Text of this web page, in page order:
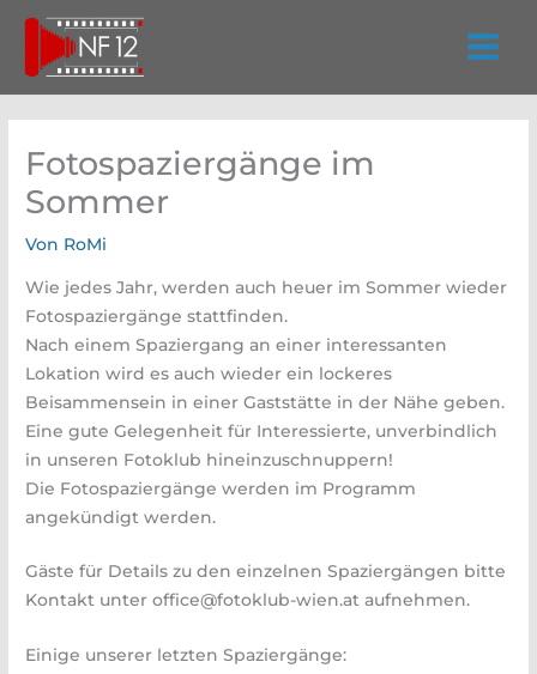
springen
Fotospaziergänge im
Sommer
Von RoMi
Wie jedes Jahr, werden auch heuer im Sommer wieder
Fotospaziergänge stattfinden.
Nach einem Spaziergang an einer interessanten
Lokation wird es auch wieder ein lockeres
Beisammensein in einer Gaststätte in der Nähe geben.
Eine gute Gelegenheit für Interessierte, unverbindlich
in unseren Fotoklub hineinzuschnuppern!
Die Fotospaziergänge werden im Programm
angekündigt werden.
Gäste für Details zu den einzelnen Spaziergängen bitte
Kontakt unter office@fotoklub-wien.at aufnehmen.
Einige unserer letzten Spaziergänge: